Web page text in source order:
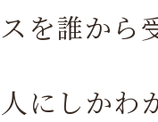
を誰から
にしかわ